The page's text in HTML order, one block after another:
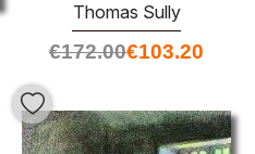
Thomas Sully
€172.00€103.20